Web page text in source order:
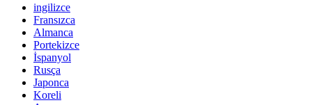
ingilizce
Fransızca
Almanca
Portekizce
İspanyol
Rusça
Japonca
Koreli